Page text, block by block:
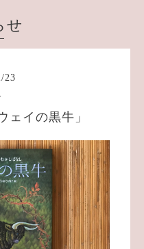
せ
/23
ェイの黒牛」